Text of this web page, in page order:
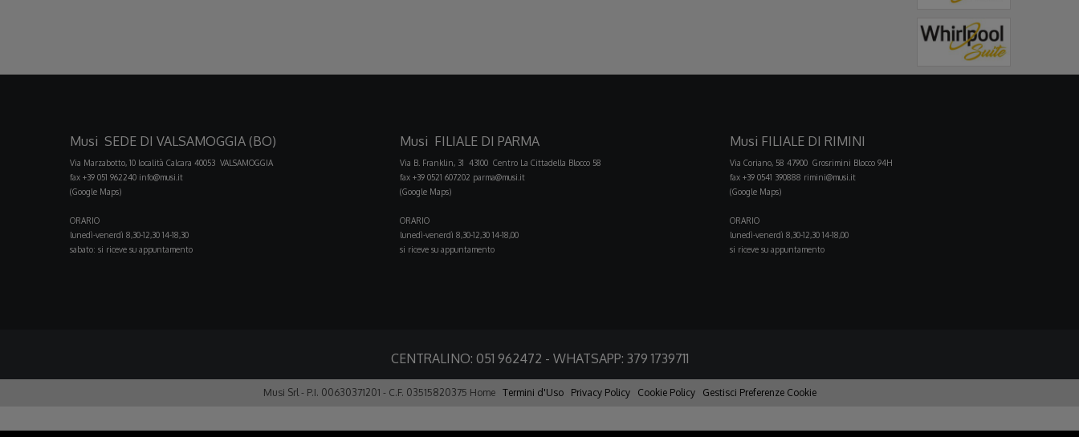
Musi SEDE DI VALSAMOGGIA (BO)
Via Marzabotto, 10 località Calcara 40053 VALSAMOGGIA
fax +39 051 962240 info@musi.it
(Google Maps)
ORARIO
lunedì-venerdì 8,30-12,30 14-18,30
sabato: si riceve su appuntamento
Musi FILIALE DI PARMA
Via B. Franklin, 31 43100 Centro La Cittadella Blocco 58
fax +39 0521 607202 parma@musi.it
(Google Maps)
ORARIO
lunedì-venerdì 8,30-12,30 14-18,00
si riceve su appuntamento
Musi FILIALE DI RIMINI
Via Coriano, 58 47900 Grosrimini Blocco 94H
fax +39 0541 390888 rimini@musi.it
(Google Maps)
ORARIO
lunedì-venerdì 8,30-12,30 14-18,00
si riceve su appuntamento
CENTRALINO: 051 962472 - WHATSAPP: 379 1739711
Musi Srl - P.I. 00630371201 - C.F. 03515820375 Home Termini d'Uso Privacy Policy Cookie Policy Gestisci Preferenze Cookie